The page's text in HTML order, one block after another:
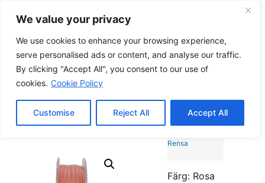
We value your privacy
We use cookies to enhance your browsing experience,
serve personalised ads or content, and analyse our traffic.
By clicking "Accept All", you consent to our use of
cookies. Cookie Policy
Customise Reject All Accept All
Hem/Filament /PETG
Eazyprint PETG Pastell
Rensa
Färg: Rosa